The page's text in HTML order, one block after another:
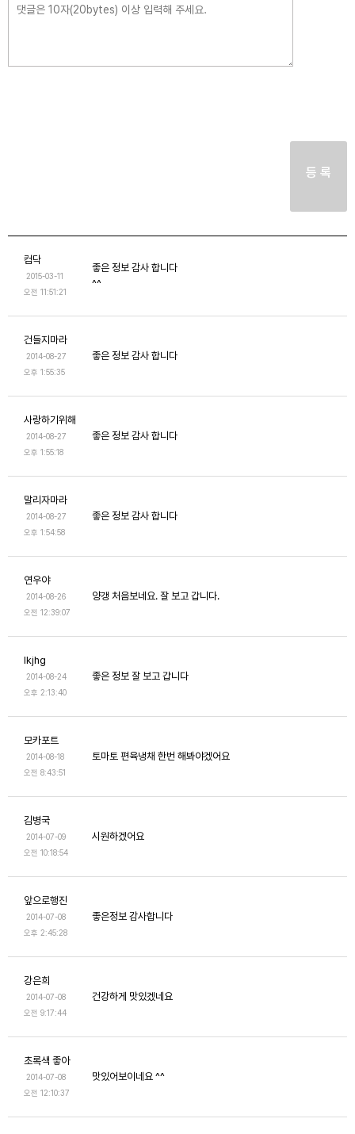
등 록
컴닥
2015-03-11
오전 11:51:21
좋은 정보 감사 합니다
^^
건들지마라
2014-08-27
오후 1:55:35
좋은 정보 감사 합니다
사랑하기위해
2014-08-27
오후 1:55:18
좋은 정보 감사 합니다
말리자마라
2014-08-27
오후 1:54:58
좋은 정보 감사 합니다
연우야
2014-08-26
오전 12:39:07
양갱 처음보네요. 잘 보고 갑니다.
lkjhg
2014-08-24
오후 2:13:40
좋은 정보 잘 보고 갑니다
모카포트
2014-08-18
오전 8:43:51
토마토 편육냉채 한번 해봐야겠어요
김병국
2014-07-09
오전 10:18:54
시원하겠어요
앞으로행진
2014-07-08
오후 2:45:28
좋은정보 감사합니다
강은희
2014-07-08
오전 9:17:44
건강하게 맛있겠네요
초록색 좋아
2014-07-08
오전 12:10:37
맛있어보이네요 ^^